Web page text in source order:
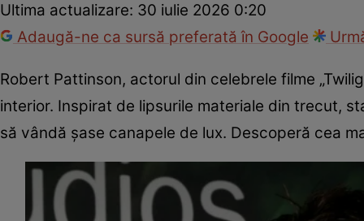
Ultima actualizare: 30 iulie 2026 0:20
Adaugă-ne ca sursă preferată în Google
Robert Pattinson, actorul din celebrele filme
interior. Inspirat de lipsurile materiale din trecut,
să vândă șase canapele de lux. Descoperă cea